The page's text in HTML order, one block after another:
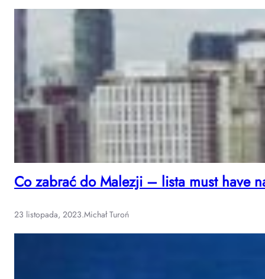
Co zabrać do Malezji – lista must have
23 listopada, 2023.Michał Turoń